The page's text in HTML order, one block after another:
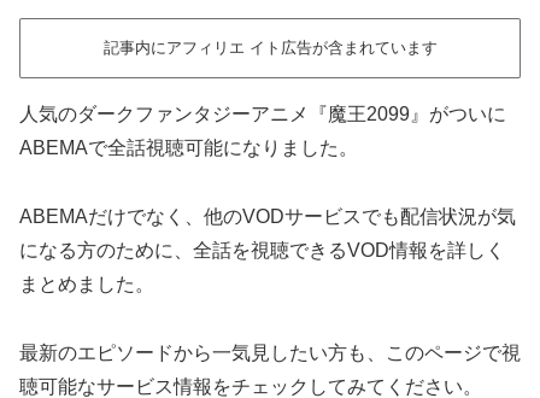
記事内にアフィリエ イト広告が含まれています
人気のダークファンタジーアニメ『魔王2099』がついに
ABEMAで全話視聴可能になりました。
ABEMAだけでなく、他のVODサービスでも配信状況が気
になる方のために、全話を視聴できるVOD情報を詳しく
まとめました。
最新のエピソードから一気見したい方も、このページで視
聴可能なサービス情報をチェックしてみてください。